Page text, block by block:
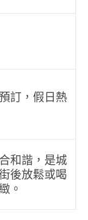
訂，假日熱
和諧，是城
後放鬆或喝
。